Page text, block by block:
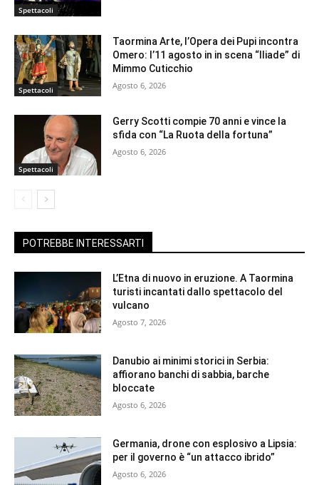
Spettacoli
Spettacoli
Taormina Arte, l’Opera dei Pupi incontra
Omero: l’11 agosto in in scena “Iliade” di
Mimmo Cuticchio
Agosto 6, 2026
Spettacoli
Gerry Scotti compie 70 anni e vince la
sfida con “La Ruota della fortuna”
Agosto 6, 2026
POTREBBE INTERESSARTI
L’Etna di nuovo in eruzione. A Taormina
turisti incantati dallo spettacolo del
vulcano
Agosto 7, 2026
Danubio ai minimi storici in Serbia:
affiorano banchi di sabbia, barche
bloccate
Agosto 6, 2026
Germania, drone con esplosivo a Lipsia:
per il governo è “un attacco ibrido”
Agosto 6, 2026